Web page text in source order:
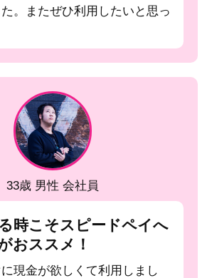
。またぜひ利用したいと思っ
33歳 男性 会社員
時こそスピードペイへ
おススメ！
現金が欲しくて利用しまし